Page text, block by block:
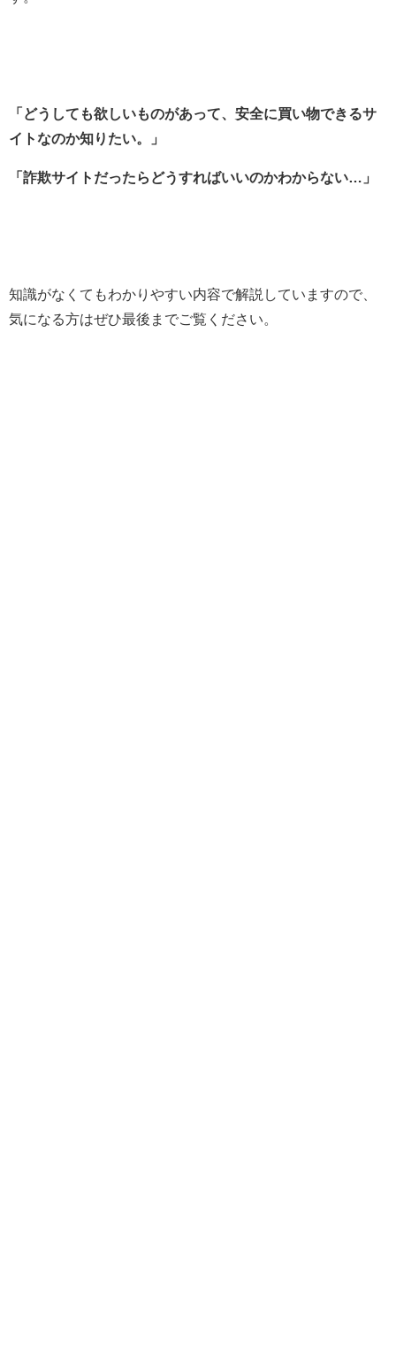
「どうしても欲しいものがあって、安全に買い物できるサ
イトなのか知りたい。」
「詐欺サイトだったらどうすればいいのかわからない…」
知識がなくてもわかりやすい内容で解説していますので、
気になる方はぜひ最後までご覧ください。